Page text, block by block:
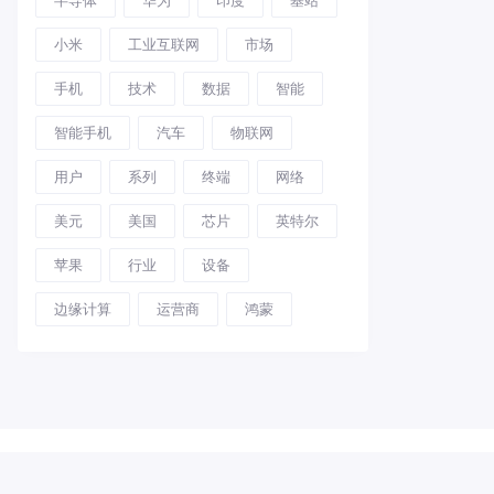
小米 工业互联网 市场
手机 技术 数据 智能
智能手机 汽车 物联网
用户 系列 终端 网络
美元 美国 芯片 英特尔
苹果 行业 设备
边缘计算 运营商 鸿蒙